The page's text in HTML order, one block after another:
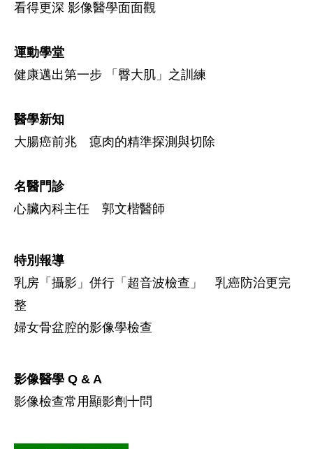
看得更深 影像醫學面面觀
運動學堂
健康邁出第一步 「臀大肌」之訓練
醫學新知
大腸癌前兆 瘜肉的精準探測與切除
名醫門診
心臟內科主任 郭文楷醫師
特別報導
乳房「攝影」併行「超音波檢查」 乳癌防治更完
整
婦女骨盆腔的影像學檢查
影像醫學 Q & A
影像檢查常用顯影劑十問